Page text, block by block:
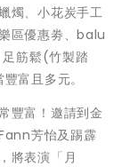
燭、小花炭手工
區優惠劵、balu
筋鬆(竹製踏
富且多元。
豐富！邀請到金
芳怡及踢霹
將表演「月